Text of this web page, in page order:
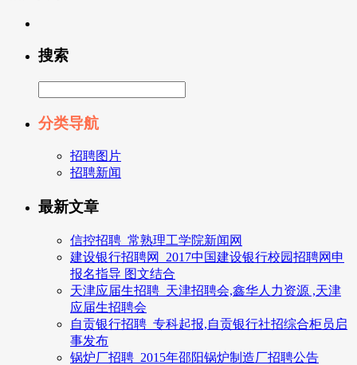
搜索
分类导航
招聘图片
招聘新闻
最新文章
信控招聘_常熟理工学院新闻网
建设银行招聘网_2017中国建设银行校园招聘网申
报名指导 图文结合
天津应届生招聘_天津招聘会,鑫华人力资源 ,天津
应届生招聘会
自贡银行招聘_专科起报,自贡银行社招综合柜员启
事发布
锅炉厂招聘_2015年邵阳锅炉制造厂招聘公告